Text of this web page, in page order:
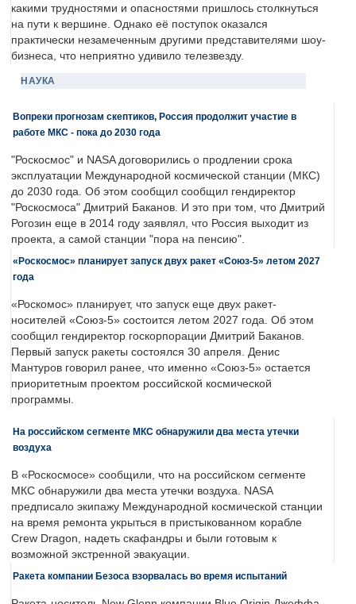
какими трудностями и опасностями пришлось столкнуться
на пути к вершине. Однако её поступок оказался
практически незамеченным другими представителями шоу-
бизнеса, что неприятно удивило телезвезду.
НАУКА
Вопреки прогнозам скептиков, Россия продолжит участие в
работе МКС - пока до 2030 года
"Роскосмос" и NASA договорились о продлении срока
эксплуатации Международной космической станции (МКС)
до 2030 года. Об этом сообщил сообщил гендиректор
"Роскосмоса" Дмитрий Баканов. И это при том, что Дмитрий
Рогозин еще в 2014 году заявлял, что Россия выходит из
проекта, а самой станции "пора на пенсию".
«Роскосмос» планирует запуск двух ракет «Союз-5» летом 2027
года
«Роскомос» планирует, что запуск еще двух ракет-
носителей «Союз-5» состоится летом 2027 года. Об этом
сообщил гендиректор госкорпорации Дмитрий Баканов.
Первый запуск ракеты состоялся 30 апреля. Денис
Мантуров говорил ранее, что именно «Союз-5» остается
приоритетным проектом российской космической
программы.
На российском сегменте МКС обнаружили два места утечки
воздуха
В «Роскосмосе» сообщили, что на российском сегменте
МКС обнаружили два места утечки воздуха. NASA
предписало экипажу Международной космической станции
на время ремонта укрыться в пристыкованном корабле
Crew Dragon, надеть скафандры и были готовым к
возможной экстренной эвакуации.
Ракета компании Безоса взорвалась во время испытаний